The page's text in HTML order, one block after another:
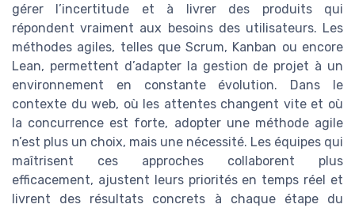
gérer l’incertitude et à livrer des produits qui
répondent vraiment aux besoins des utilisateurs. Les
méthodes agiles, telles que Scrum, Kanban ou encore
Lean, permettent d’adapter la gestion de projet à un
environnement en constante évolution. Dans le
contexte du web, où les attentes changent vite et où
la concurrence est forte, adopter une méthode agile
n’est plus un choix, mais une nécessité. Les équipes qui
maîtrisent ces approches collaborent plus
efficacement, ajustent leurs priorités en temps réel et
livrent des résultats concrets à chaque étape du